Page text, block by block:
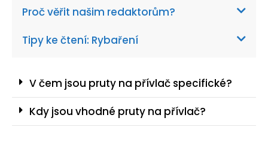
Proč věřit našim redaktorům?
Tipy ke čtení: Rybaření
V čem jsou pruty na přívlač specifické?
Kdy jsou vhodné pruty na přívlač?